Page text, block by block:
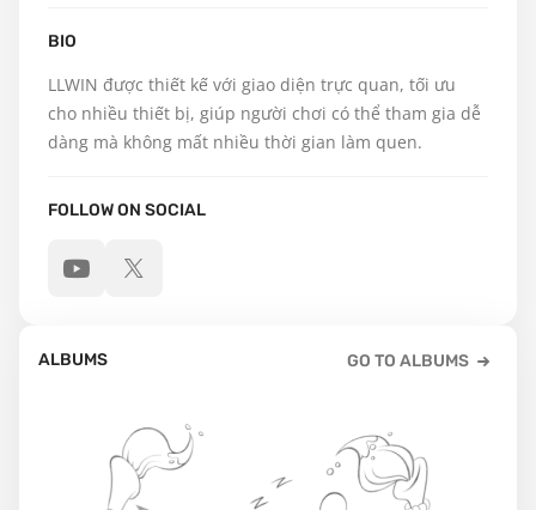
BIO
LLWIN được thiết kế với giao diện trực quan, tối ưu
cho nhiều thiết bị, giúp người chơi có thể tham gia dễ
dàng mà không mất nhiều thời gian làm quen.
FOLLOW ON SOCIAL
ALBUMS GO TO ALBUMS